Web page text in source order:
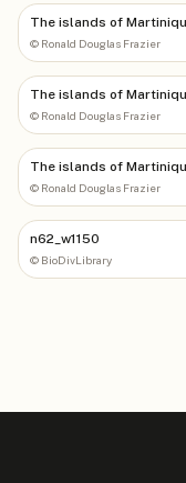
The islands of
© Ronald Douglas Frazier
The islands of
© Ronald Douglas Frazier
The islands of
© Ronald Douglas Frazier
n62_w1150
© BioDivLibrary